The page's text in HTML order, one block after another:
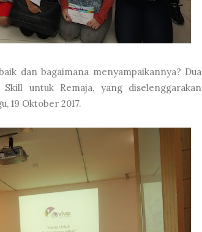
dan bagaimana menyampaikannya? Dua
untuk Remaja, yang diselenggarakan
19 Oktober 2017.